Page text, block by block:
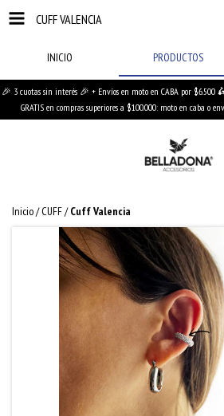
CUFF VALENCIA
INICIO PRODUCTOS
🎉 3 cuotas sin interés 🎉 + Envíos en moto en CABA por $6.500
GRATIS en compras superiores a $100.000: moto en caba o
Inicio/ CUFF/ Cuff Valencia